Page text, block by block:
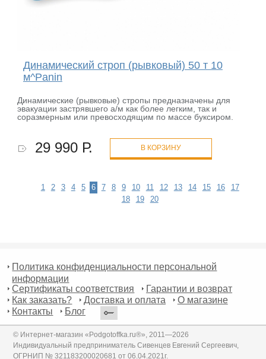
Динамический строп (рывковый) 50 т 10
м^Panin
Динамические (рывковые) стропы предназначены для
эвакуации застрявшего а/м как более легким, так и
соразмерным или превосходящим по массе буксиром.
29 990 Р. В КОРЗИНУ
1 2 3 4 5 6 7 8 9 10 11 12 13 14 15 16
17
18
19 20
Политика конфиденциальности персональной
информации
Сертификаты соответствия
Гарантии и возврат
Как заказать?
Доставка и оплата
О магазине
Контакты
Блог
© Интернет-магазин «Podgotoffka.ru®», 2011—2026
Индивидуальный предприниматель Сивенцев Евгений Сергеевич,
ОГРНИП № 321183200020681 от 06.04.2021г.